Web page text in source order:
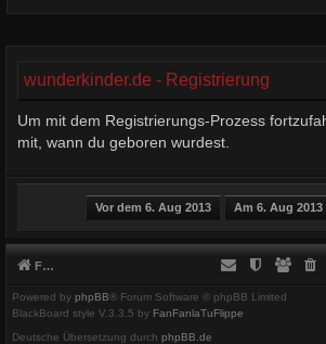
wunderkinder.de - Registrierung
Um mit dem Registrierungs-Prozess
mit, wann du geboren wurdest.
Foren-Übersicht
Powered by phpBB® Forum Software © phpBB Limited
BlackBoard style V.3.3.5 by FanFanlaTuFlippe
Deutsche Übersetzung durch phpBB.de